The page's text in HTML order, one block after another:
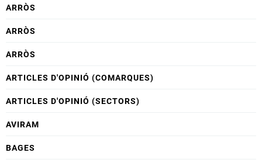
ARRÒS
ARRÒS
ARRÒS
ARTICLES D'OPINIÓ (COMARQUES)
ARTICLES D'OPINIÓ (SECTORS)
AVIRAM
BAGES